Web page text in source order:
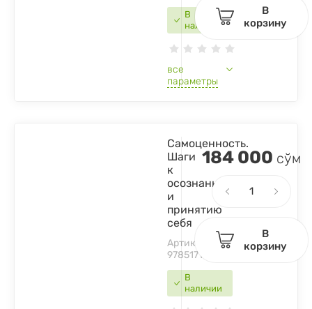
В
наличии
все
параметры
В
корзину
В
наличии
Самоценность.
Шаги
к
осознанности
и
принятию
себя
Артикул:
9785171535568
184 000 сўм
В
корзину